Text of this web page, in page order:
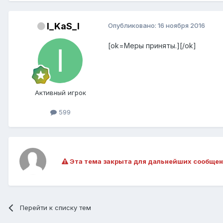
I_KaS_I
Активный игрок
599
Опубликовано: 16 ноября 2016
[ok=Меры приняты.][/ok]
Эта тема закрыта для дальнейших
Перейти к списку тем